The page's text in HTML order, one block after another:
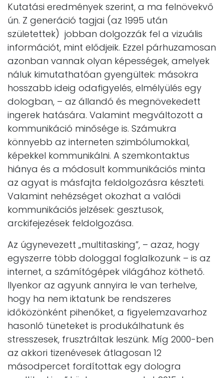
Kutatási eredmények szerint, a ma felnövekvő
ún. Z generáció tagjai (az 1995 után
születettek) jobban dolgozzák fel a vizuális
információt, mint elődjeik. Ezzel párhuzamosan
azonban vannak olyan képességek, amelyek
náluk kimutathatóan gyengültek: másokra
hosszabb ideig odafigyelés, elmélyülés egy
dologban, – az állandó és megnövekedett
ingerek hatására. Valamint megváltozott a
kommunikáció minősége is. Számukra
könnyebb az interneten szimbólumokkal,
képekkel kommunikálni. A szemkontaktus
hiánya és a módosult kommunikációs minta
az agyat is másfajta feldolgozásra készteti.
Valamint nehézséget okozhat a valódi
kommunikációs jelzések: gesztusok,
arckifejezések feldolgozása.
Az úgynevezett „multitasking”, – azaz, hogy
egyszerre több dologgal foglalkozunk – is az
internet, a számítógépek világához köthető.
Ilyenkor az agyunk annyira le van terhelve,
hogy ha nem iktatunk be rendszeres
időközönként pihenőket, a figyelemzavarhoz
hasonló tüneteket is produkálhatunk és
stresszesek, frusztráltak leszünk. Míg 2000-ben
az akkori tizenévesek átlagosan 12
másodpercet fordítottak egy dologra